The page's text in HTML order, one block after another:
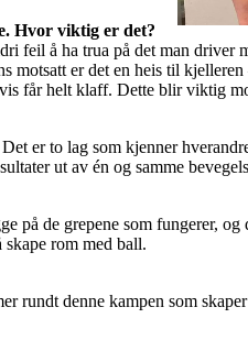
Hvor viktig er det?
feil å ha trua på det man driver
motsatt er det en heis til
får helt klaff. Dette blir viktig
er to lag som kjenner
ut av én og samme
på de grepene som fungerer,
rom med ball.
rundt denne kampen som